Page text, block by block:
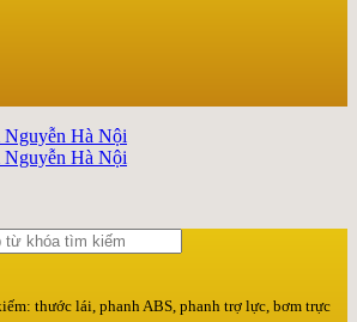
thước lái, phanh ABS, phanh trợ lực, bơm trực